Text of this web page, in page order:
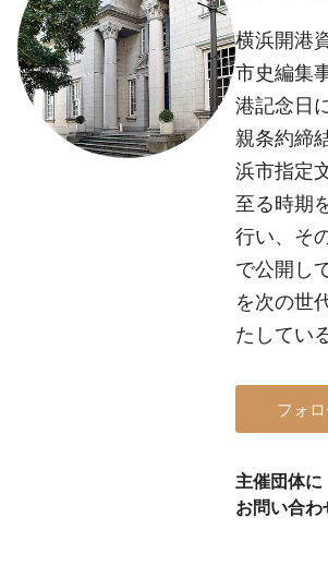
横浜開港
市史編集
港記念日
親条約締
浜市指定
至る時期
行い、そ
で公開し
を次の世
たしてい
フォ
主催団体に
お問い合わ